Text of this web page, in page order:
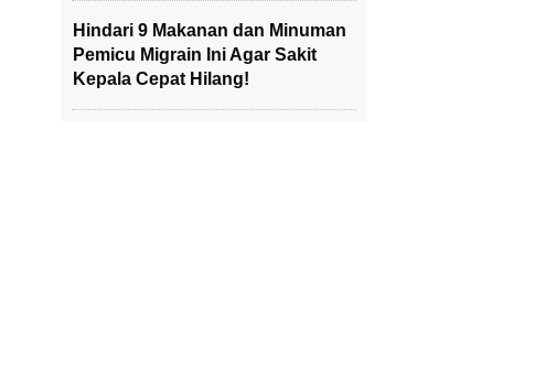
Hindari 9 Makanan dan Minuman
Pemicu Migrain Ini Agar Sakit
Kepala Cepat Hilang!